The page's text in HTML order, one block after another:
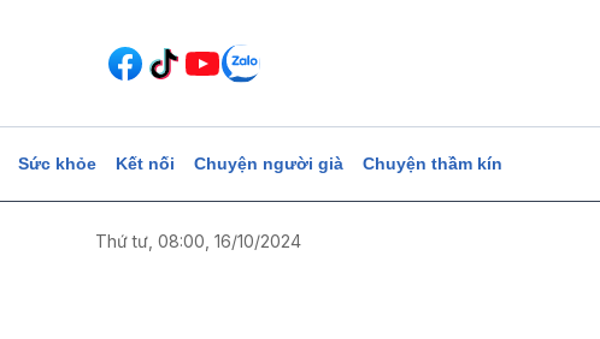
Sức khỏe Kết nối Chuyện người già Chuyện thầm kín
Thứ tư, 08:00, 16/10/2024